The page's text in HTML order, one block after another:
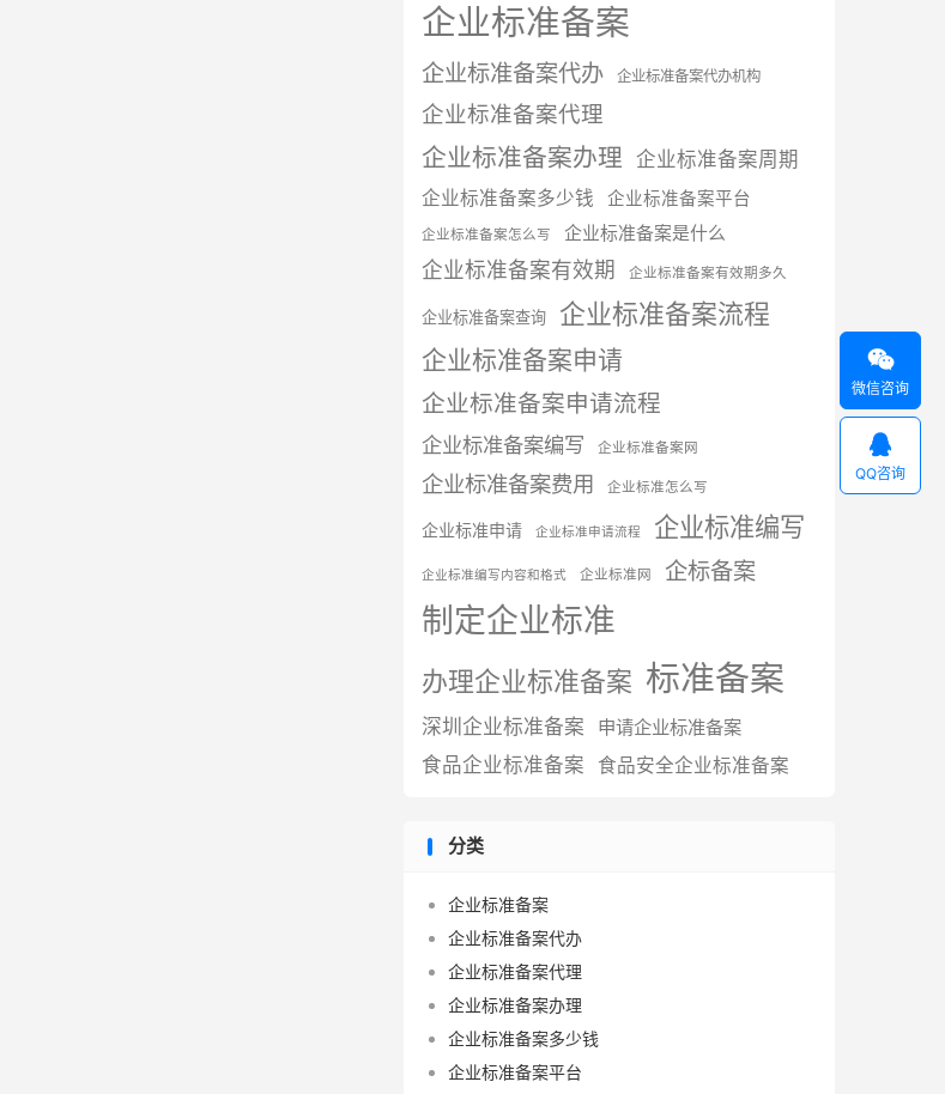
企业标准备案
企业标准备案代办 企业标准备案代办机构
企业标准备案代理
企业标准备案办理 企业标准备案周期
企业标准备案多少钱 企业标准备案平台
企业标准备案怎么写 企业标准备案是什么
企业标准备案有效期 企业标准备案有效期多久
企业标准备案查询 企业标准备案流程
企业标准备案申请
企业标准备案申请流程
企业标准备案编写 企业标准备案网
企业标准备案费用 企业标准怎么写
企业标准申请 企业标准申请流程 企业标准编写
企业标准编写内容和格式 企业标准网 企标备案
制定企业标准
办理企业标准备案 标准备案
深圳企业标准备案 申请企业标准备案
食品企业标准备案 食品安全企业标准备案
分类
企业标准备案
企业标准备案代办
企业标准备案代理
企业标准备案办理
企业标准备案多少钱
企业标准备案平台

微信咨询

QQ咨询